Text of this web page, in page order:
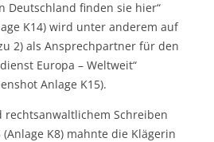
Deutschland finden sie hier“
K14) wird unter anderem auf
2) als Ansprechpartner für den
Europa – Weltweit“
Anlage K15).
Schreiben
(Anlage K8) mahnte die Klägerin